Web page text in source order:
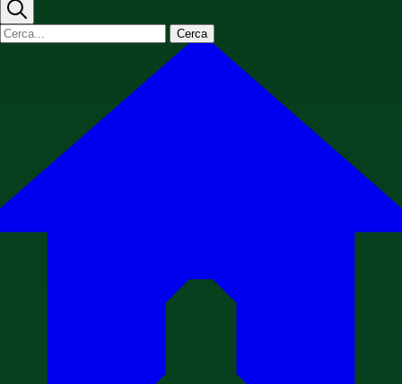
Cerca